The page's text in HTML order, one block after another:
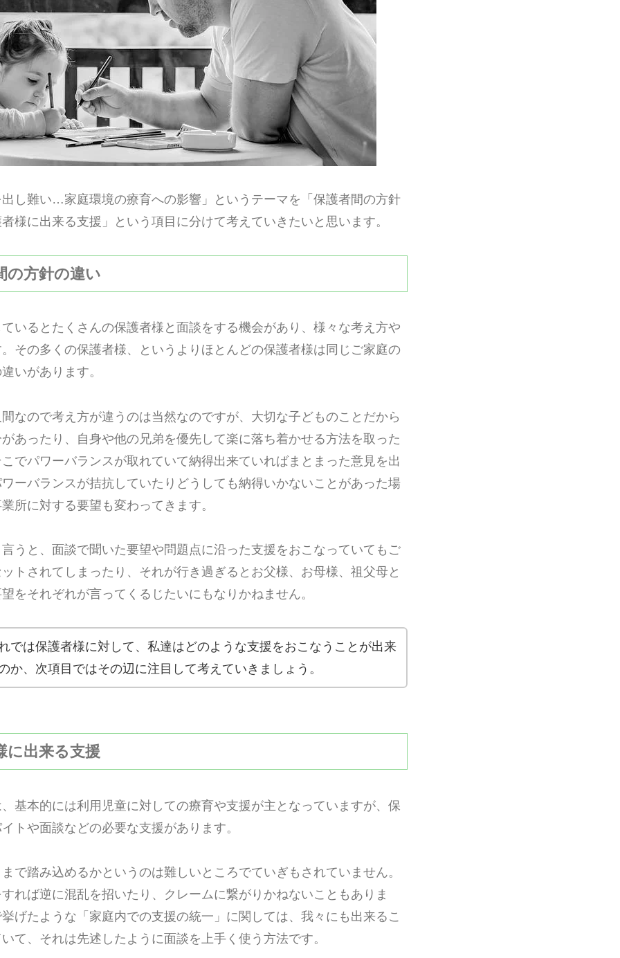
し難い…家庭環境の療育への影響」というテーマを「保護者間の方針
様に出来る支援」という項目に分けて考えていきたいと思います。
の方針の違い
いるとたくさんの保護者様と面談をする機会があり、様々な考え方や
その多くの保護者様、というよりほとんどの保護者様は同じご家庭の
いがあります。
なので考え方が違うのは当然なのですが、大切な子どものことだから
あったり、自身や他の兄弟を優先して楽に落ち着かせる方法を取った
でパワーバランスが取れていて納得出来ていればまとまった意見を出
ーバランスが拮抗していたりどうしても納得いかないことがあった場
所に対する要望も変わってきます。
うと、面談で聞いた要望や問題点に沿った支援をおこなっていてもご
トされてしまったり、それが行き過ぎるとお父様、お母様、祖父母と
をそれぞれが言ってくるじたいにもなりかねません。
では保護者様に対して、私達はどのような支援をおこなうことが出来
か、次項目ではその辺に注目して考えていきましょう。
に出来る支援
基本的には利用児童に対しての療育や支援が主となっていますが、保
トや面談などの必要な支援があります。
で踏み込めるかというのは難しいところでていぎもされていません。
れば逆に混乱を招いたり、クレームに繋がりかねないこともありま
げたような「家庭内での支援の統一」に関しては、我々にも出来るこ
て、それは先述したように面談を上手く使う方法です。